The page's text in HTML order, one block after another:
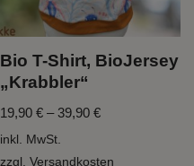
Bio T-Shirt, BioJersey
„Krabbler“
19,90€ –39,90€
inkl. MwSt.
zzgl.Versandkosten